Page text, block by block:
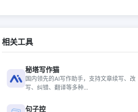
相关工具
秘塔写作猫
国内领先的AI写作助手，支持文章续写、改
写、纠错、翻译等多种...
句子控